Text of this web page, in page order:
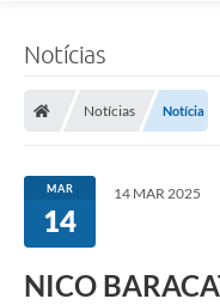
Notícias
Notícias Notícia
MAR
14
14 MAR 2025
NICO